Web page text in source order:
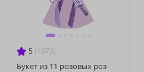
5 (1973)
Букет из 11 розовых роз